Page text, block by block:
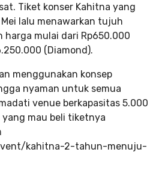
Tiket konser Kahitna yang
lalu menawarkan tujuh
mulai dari Rp650.000
(Diamond).
menggunakan konsep
nyaman untuk semua
venue berkapasitas 5.000
mau beli tiketnya
kahitna-2-tahun-menuju-